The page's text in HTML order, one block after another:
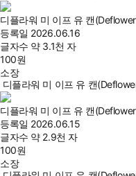
디플라워 미 이프 유 캔
등록일 2026.06.16
글자수 약 3.1천 자
100원
소장
디플라워 미 이프 유 캔
디플라워 미 이프 유 캔
등록일 2026.06.15
글자수 약 2.9천 자
100원
소장